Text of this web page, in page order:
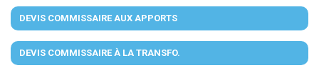
DEVIS COMMISSAIRE AUX APPORTS
DEVIS COMMISSAIRE À LA TRANSFO.